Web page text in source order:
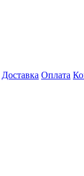
Доставка Оплата